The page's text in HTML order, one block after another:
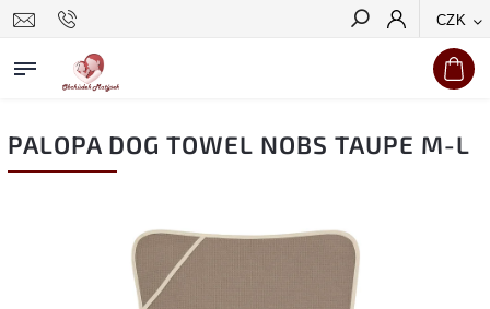
CZK
Hledat
PALOPA DOG TOWEL NOBS TAUPE M-L